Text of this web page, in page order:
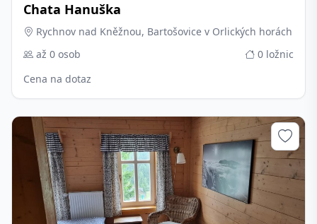
Chata Hanuška
Rychnov nad Kněžnou, Bartošovice v Orlických horách
až 0 osob
0 ložnic
Cena na dotaz